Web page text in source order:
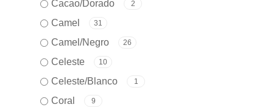
Cacao/Dorado 2
Camel 31
Camel/Negro 26
Celeste 10
Celeste/Blanco 1
Coral 9